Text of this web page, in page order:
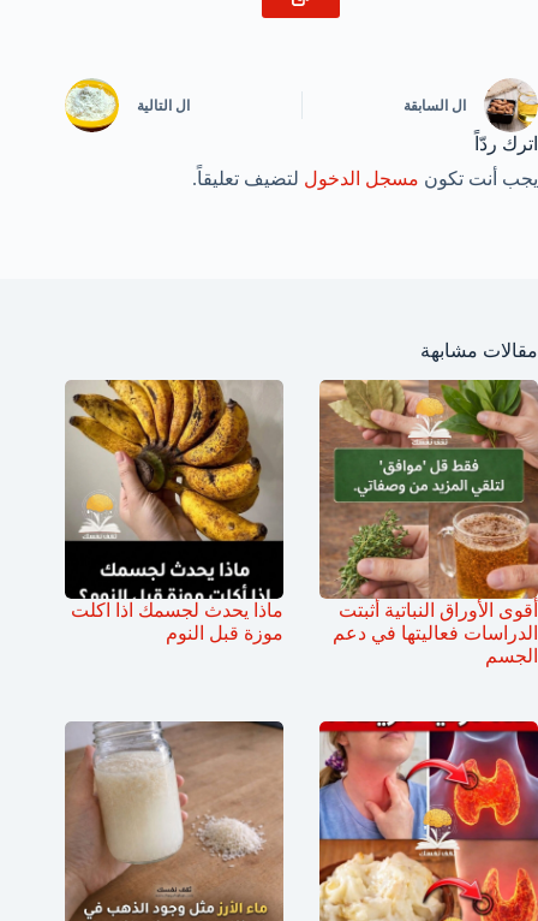
ال السابقة ال التالية
اترك ردّاً
يجب أنت تكون مسجل الدخول لتضيف تعليقاً.
مقالات مشابهة
أقوى الأوراق النباتية أثبتت
الدراسات فعاليتها في دعم
الجسم
ماذا يحدث لجسمك اذا اكلت
موزة قبل النوم